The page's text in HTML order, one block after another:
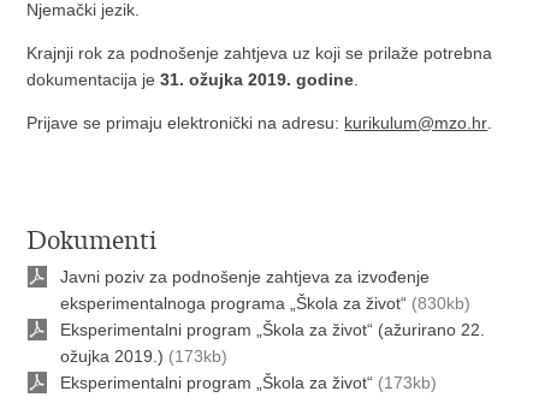
Njemački jezik.
Krajnji rok za podnošenje zahtjeva uz koji se prilaže potrebna
dokumentacija je31. ožujka 2019. godine
Prijave se primaju elektronički na adresu: kurikulum@mzo.hr
Dokumenti
Javni poziv za podnošenje zahtjeva za izvođenje
eksperimentalnoga programa „Škola za život“ (830kb)
Eksperimentalni program „Škola za život“ (ažurirano 22.
ožujka 2019.) (173kb)
Eksperimentalni program „Škola za život“ (173kb)